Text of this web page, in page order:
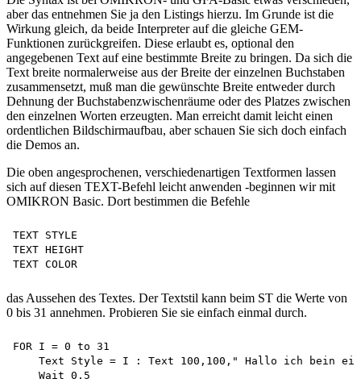
aber das entnehmen Sie ja den Listings hierzu. Im Grunde ist die
Wirkung gleich, da beide Interpreter auf die gleiche GEM-
Funktionen zurückgreifen. Diese erlaubt es, optional den
angegebenen Text auf eine bestimmte Breite zu bringen. Da sich die
Text breite normalerweise aus der Breite der einzelnen Buchstaben
zusammensetzt, muß man die gewünschte Breite entweder durch
Dehnung der Buchstabenzwischenräume oder des Platzes zwischen
den einzelnen Worten erzeugten. Man erreicht damit leicht einen
ordentlichen Bildschirmaufbau, aber schauen Sie sich doch einfach
die Demos an.
Die oben angesprochenen, verschiedenartigen Textformen lassen
sich auf diesen TEXT-Befehl leicht anwenden -beginnen wir mit
OMIKRON Basic. Dort bestimmen die Befehle
TEXT STYLE
TEXT HEIGHT
das Aussehen des Textes. Der Textstil kann beim ST die Werte von
0 bis 31 annehmen. Probieren Sie sie einfach einmal durch.
FOR I = 0 to 31
Text Style = I : Text 100,100," Hallo ich bein
    Wait 0.5